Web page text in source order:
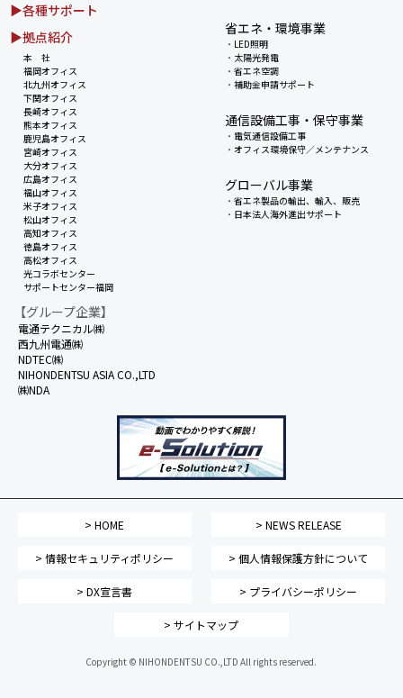
▶各種サポート
省エネ・環境事業
・ LED照明
・ 太陽光発電
・省エネ空調
・補助金申請サポート
通信設備工事・保守事業
・ 電気通信設備工事
・オフィス環境保守／メンテナンス
グローバル事業
・省エネ製品の輸出、輸入、販売
・ 日本法人海外進出サポート
▶拠点紹介
本 社
福岡オフィス
北九州オフィス
下関オフィス
長崎オフィス
熊本オフィス
鹿児島オフィス
宮崎オフィス
大分オフィス
広島オフィス
福山オフィス
米子オフィス
松山オフィス
高知オフィス
徳島オフィス
高松オフィス
光コラボセンター
サポートセンター福岡
【グループ企業】
電通テクニカル㈱
西九州電通㈱
NDTEC㈱
NIHONDENTSU ASIA CO.,LTD
㈱NDA
> HOME > NEWS RELEASE
> 情報セキュリティポリシー > 個人情報保護方針について
> DX宣言書 > プライバシーポリシー
> サイトマップ
Copyright © NIHONDENTSU CO.,LTD All rights reserved.